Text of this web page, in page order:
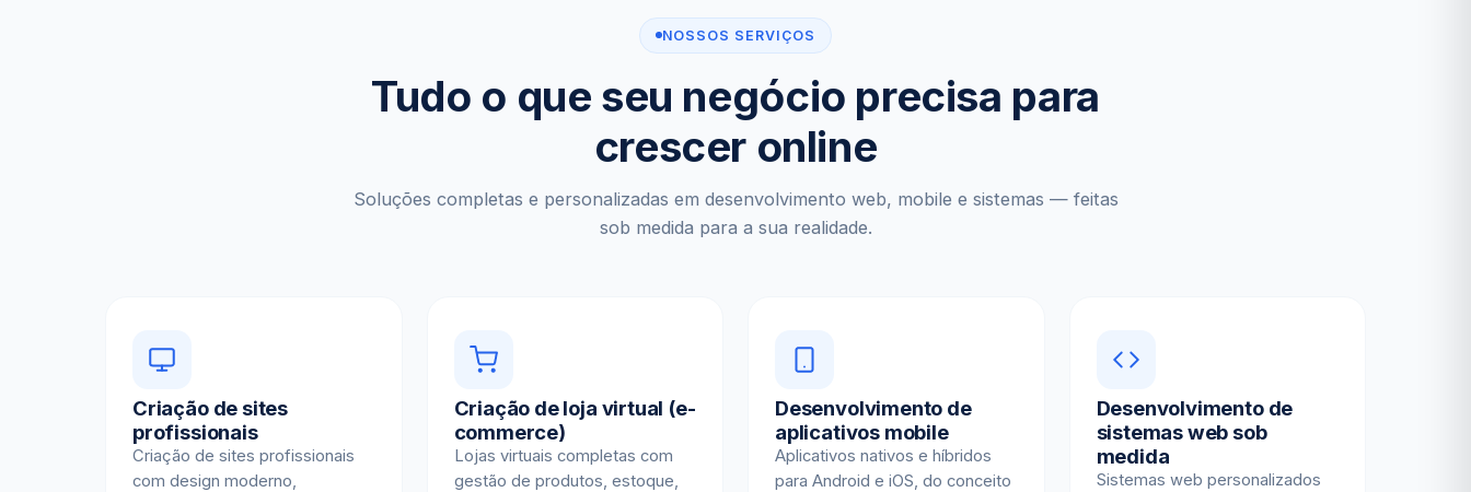
NOSSOS SERVIÇOS
Tudo o que seu negócio precisa para
crescer online
Soluções completas e personalizadas em desenvolvimento web, mobile e sistemas — feitas
sob medida para a sua realidade.
Criação de sites
profissionais
Criação de sites profissionais
com design moderno,
Criação de loja virtual (e-
commerce)
Lojas virtuais completas com
gestão de produtos, estoque,
Desenvolvimento de
aplicativos mobile
Aplicativos nativos e híbridos
para Android e iOS, do conceito
Desenvolvimento de
sistemas web sob
medida
Sistemas web personalizados